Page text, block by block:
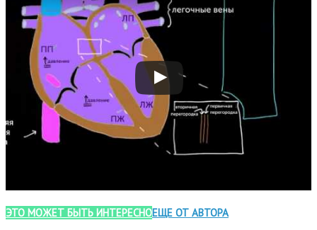
ЭТО МОЖЕТ БЫТЬ ИНТЕРЕСНОЕЩЕ ОТ АВТОРА